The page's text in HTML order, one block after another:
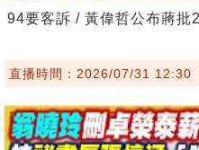
94要客訴 / 黃偉哲公布蔣批
直播時間：2026/07/31 12:30